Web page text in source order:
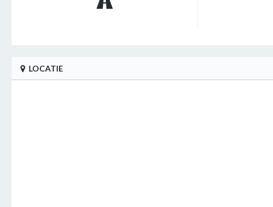
LOCATIE